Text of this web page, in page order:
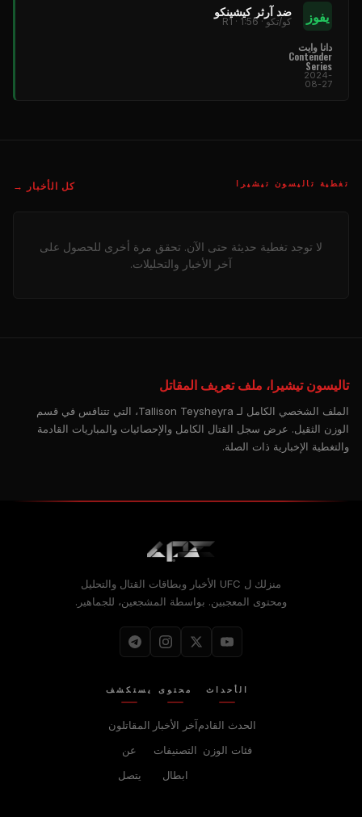
يفوز ضد آرثر كيشينكو
كو/تكو · R1 · 1:56
دانا وايت
Contender
Series
2024-
08-27
تغطية تاليسون تيشيرا كل الأخبار →
لا توجد تغطية حديثة حتى الآن. تحقق مرة أخرى للحصول على
آخر الأخبار والتحليلات.
تاليسون تيشيرا، ملف تعريف المقاتل
الملف الشخصي الكامل لـ Tallison Teysheyra، التي تتنافس في قسم
الوزن الثقيل. عرض سجل القتال الكامل والإحصائيات والمباريات القادمة
والتغطية الإخبارية ذات الصلة.
منزلك ل UFC الأخبار وبطاقات القتال والتحليل
ومحتوى المعجبين. بواسطة المشجعين، للجماهير.
الأحداث
الحدث القادم
فئات الوزن
محتوى
آخر الأخبار
التصنيفات
ابطال
يستكشف
المقاتلون
عن
يتصل